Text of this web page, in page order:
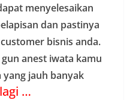
menyelesaikan
dan pastinya
bisnis anda.
anest iwata kamu
jauh banyak
…